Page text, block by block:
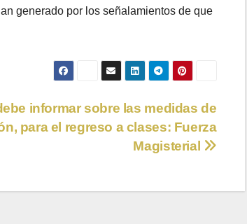
generado por los señalamientos de que
informar sobre las medidas de
para el regreso a clases: Fuerza
Magisterial